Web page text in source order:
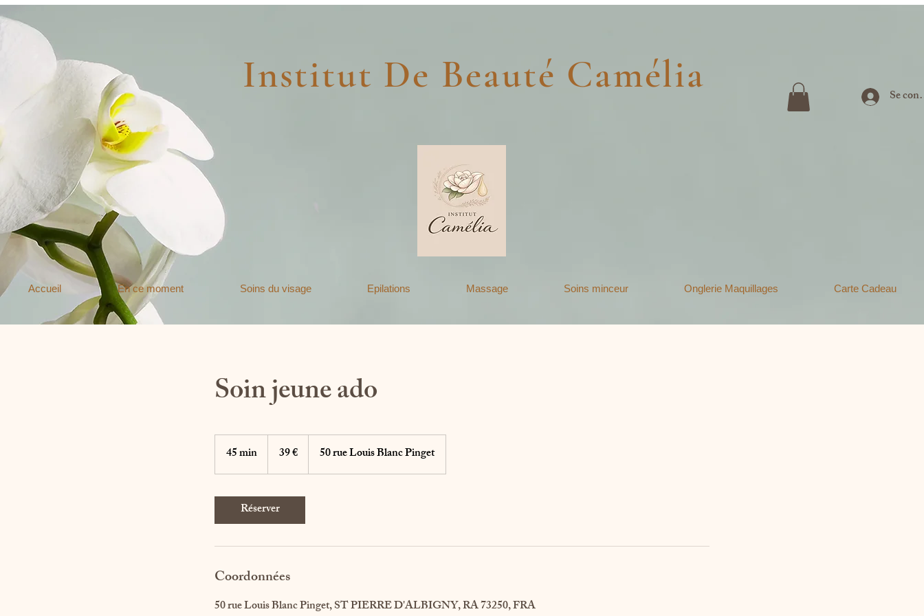
Institut De Beauté Camélia Se
Accueil En ce moment Soins du visage Epilations Massage Soins minceur Onglerie Maquillages Carte Cadeau
Soin jeune ado
45 min
5
i
n
39 € 50 rue Louis Blanc Pinget
Réserver
Coordonnées
50 rue Louis Blanc Pinget, ST PIERRE D'ALBIGNY, RA 73250, FRA